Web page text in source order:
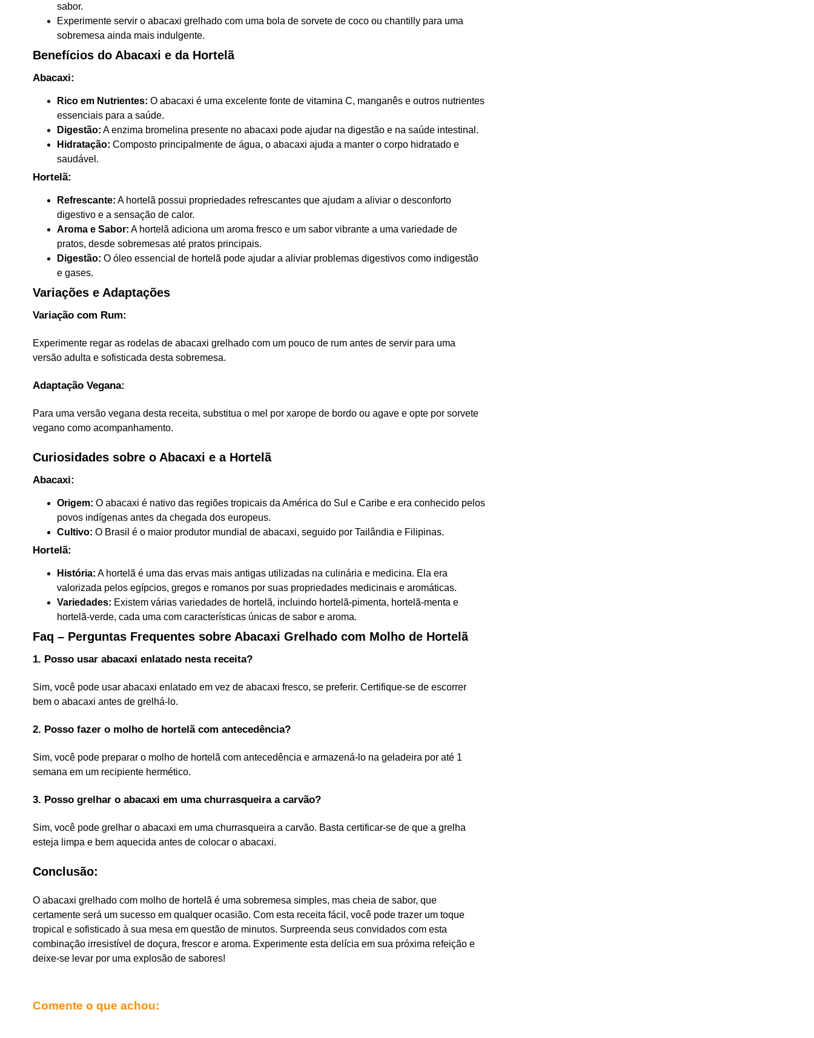
sabor.
Experimente servir o abacaxi grelhado com uma bola de sorvete de coco ou chantilly para uma
sobremesa ainda mais indulgente.
Benefícios do Abacaxi e da Hortelã
Abacaxi:
Rico em Nutrientes: O abacaxi é uma excelente fonte de vitamina C, manganês e outros nutrientes
essenciais para a saúde.
Digestão: A enzima bromelina presente no abacaxi pode ajudar na digestão e na saúde intestinal.
Hidratação: Composto principalmente de água, o abacaxi ajuda a manter o corpo hidratado e
saudável.
Hortelã:
Refrescante: A hortelã possui propriedades refrescantes que ajudam a aliviar o desconforto
digestivo e a sensação de calor.
Aroma e Sabor: A hortelã adiciona um aroma fresco e um sabor vibrante a uma variedade de
pratos, desde sobremesas até pratos principais.
Digestão: O óleo essencial de hortelã pode ajudar a aliviar problemas digestivos como indigestão
e gases.
Variações e Adaptações
Variação com Rum:
Experimente regar as rodelas de abacaxi grelhado com um pouco de rum antes de servir para uma
versão adulta e sofisticada desta sobremesa.
Adaptação Vegana:
Para uma versão vegana desta receita, substitua o mel por xarope de bordo ou agave e opte por sorvete
vegano como acompanhamento.
Curiosidades sobre o Abacaxi e a Hortelã
Abacaxi:
Origem: O abacaxi é nativo das regiões tropicais da América do Sul e Caribe e era conhecido pelos
povos indígenas antes da chegada dos europeus.
Cultivo: O Brasil é o maior produtor mundial de abacaxi, seguido por Tailândia e Filipinas.
Hortelã:
História: A hortelã é uma das ervas mais antigas utilizadas na culinária e medicina. Ela era
valorizada pelos egípcios, gregos e romanos por suas propriedades medicinais e aromáticas.
Variedades: Existem várias variedades de hortelã, incluindo hortelã-pimenta, hortelã-menta e
hortelã-verde, cada uma com características únicas de sabor e aroma.
Faq – Perguntas Frequentes sobre Abacaxi Grelhado com Molho de Hortelã
1. Posso usar abacaxi enlatado nesta receita?
Sim, você pode usar abacaxi enlatado em vez de abacaxi fresco, se preferir. Certifique-se de escorrer
bem o abacaxi antes de grelhá-lo.
2. Posso fazer o molho de hortelã com antecedência?
Sim, você pode preparar o molho de hortelã com antecedência e armazená-lo na geladeira por até 1
semana em um recipiente hermético.
3. Posso grelhar o abacaxi em uma churrasqueira a carvão?
Sim, você pode grelhar o abacaxi em uma churrasqueira a carvão. Basta certificar-se de que a grelha
esteja limpa e bem aquecida antes de colocar o abacaxi.
Conclusão:
O abacaxi grelhado com molho de hortelã é uma sobremesa simples, mas cheia de sabor, que
certamente será um sucesso em qualquer ocasião. Com esta receita fácil, você pode trazer um toque
tropical e sofisticado à sua mesa em questão de minutos. Surpreenda seus convidados com esta
combinação irresistível de doçura, frescor e aroma. Experimente esta delícia em sua próxima refeição e
deixe-se levar por uma explosão de sabores!
Comente o que achou: